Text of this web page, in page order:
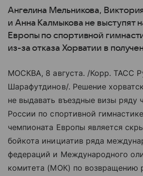
Ангелина Мельникова,
и Анна Калмыкова не выступят
Европы по спортивной
из-за отказа Хорватии в
МОСКВА, 8 августа. /Корр. ТАСС
Шарафутдинов/. Решение
не выдавать въездные визы ряду
России по спортивной
чемпионата Европы является
бойкота инициатив ряда
федераций и Международного
комитета (МОК) по возвращению